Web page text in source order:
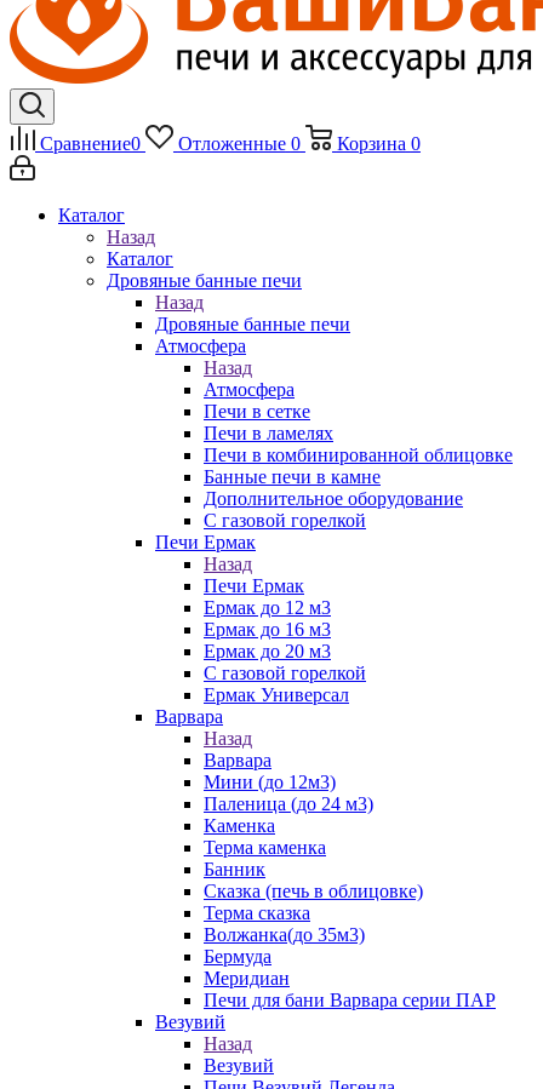
Сравнение0 Отложенные 0 Корзина 0
Каталог
Назад
Каталог
Дровяные банные печи
Назад
Дровяные банные печи
Атмосфера
Назад
Атмосфера
Печи в сетке
Печи в ламелях
Печи в комбинированной облицовке
Банные печи в камне
Дополнительное оборудование
С газовой горелкой
Печи Ермак
Назад
Печи Ермак
Ермак до 12 м3
Ермак до 16 м3
Ермак до 20 м3
С газовой горелкой
Ермак Универсал
Варвара
Назад
Варвара
Мини (до 12м3)
Паленица (до 24 м3)
Каменка
Терма каменка
Банник
Сказка (печь в облицовке)
Терма сказка
Волжанка(до 35м3)
Бермуда
Меридиан
Печи для бани Варвара серии ПАР
Везувий
Назад
Везувий